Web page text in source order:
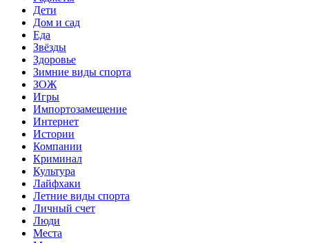
Дети
Дом и сад
Еда
Звёзды
Здоровье
Зимние виды спорта
ЗОЖ
Игры
Импортозамещение
Интернет
Истории
Компании
Криминал
Культура
Лайфхаки
Летние виды спорта
Личный счет
Люди
Места